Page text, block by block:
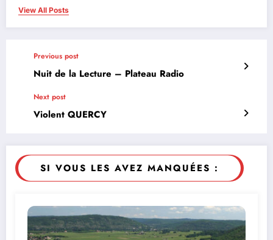
View All Posts
Previous post
Nuit de la Lecture – Plateau Radio
Next post
Violent QUERCY
SI VOUS LES AVEZ MANQUÉES :